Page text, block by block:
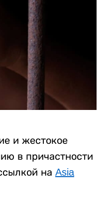
и жестокое
в причастности
на Asia